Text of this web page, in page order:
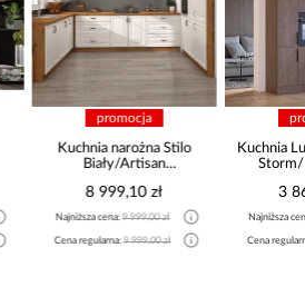
promocja
Kuchnia narożna Stilo
Biały/Artisan
8 999,10 zł
Najniższa cena:9 999,00 zł
Cena regularna:9 999,00 zł
Kuchnia
Storm/
3
Najniższa
Cena